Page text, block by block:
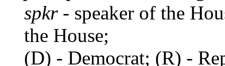
spkr- speaker of the
the House;
(D) - Democrat; (R) -